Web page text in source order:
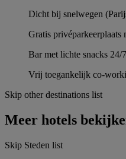
Dicht bij snelwegen
Gratis privéparkeerplaats
Bar met lichte snacks 24/7
Vrij toegankelijk co-
Skip other destinations list
Meer hotels
Skip Steden list